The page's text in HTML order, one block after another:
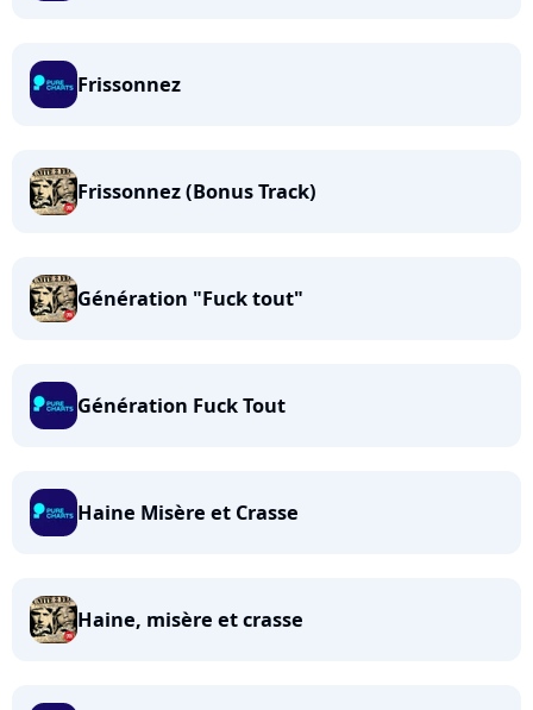
Frissonnez
Frissonnez (Bonus Track)
Génération "Fuck tout"
Génération Fuck Tout
Haine Misère et Crasse
Haine, misère et crasse